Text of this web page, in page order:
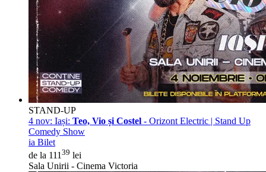
STAND-UP
4 nov: Iași: Teo, Vio și Costel - Orizont Electric | Stand Up
Comedy Show
ia Bilet
de la 111 39 lei
Sala Unirii - Cinema Victoria